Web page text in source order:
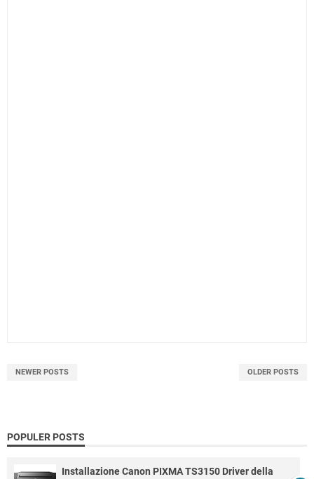
NEWER POSTS OLDER POSTS
POPULER POSTS
Installazione Canon PIXMA TS3150 Driver della